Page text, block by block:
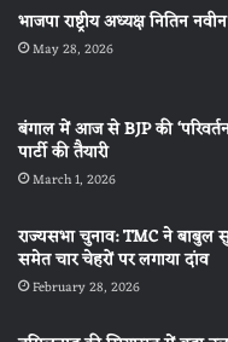
भाजपा राष्ट्रीय अध्यक्ष नितिन
May 28, 2026
बंगाल में आज से BJP की
पार्टी की तैयारी
March 1, 2026
राज्यसभा चुनाव: TMC ने बाबुल
समेत चार चेहरों पर लगाया दांव
February 28, 2026